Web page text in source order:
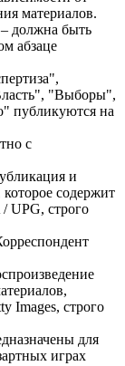
материалов.
должна быть
абзаце
"Выборы",
публикуются на
с
и
содержит
UPG, строго
Images, строго
для
играх